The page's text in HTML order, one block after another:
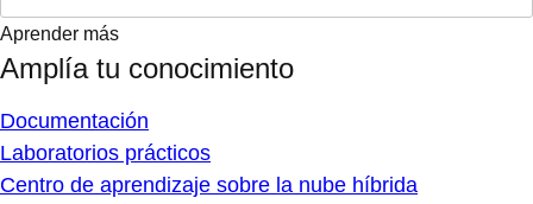
Aprender más
Amplía tu conocimiento
Documentación
Laboratorios prácticos
Centro de aprendizaje sobre la nube híbrida